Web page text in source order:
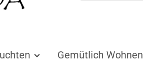
Gemütlich Wohnen